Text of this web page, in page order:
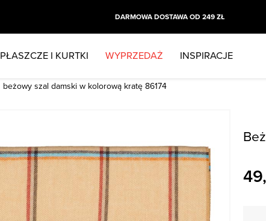
DARMOWA DOSTAWA OD 249 ZŁ
PŁASZCZE I KURTKI WYPRZEDAŻ INSPIRACJE
beżowy szal damski w kolorową kratę 86174